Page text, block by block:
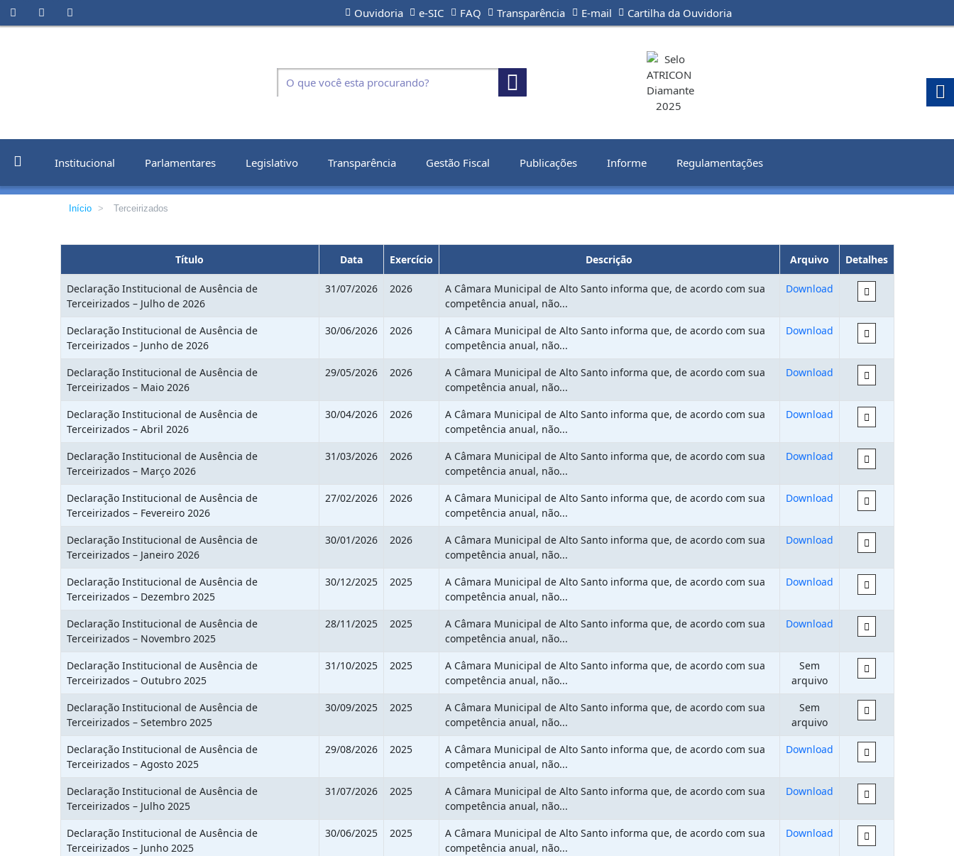
Ouvidoria e-SIC FAQ Transparência E-mail Cartilha da Ouvidoria
Institucional Parlamentares Legislativo Transparência Gestão Fiscal Publicações Informe Regulamentações
Início > Terceirizados
Título Data Exercício Descrição Arquivo Detalhes
Declaração Institucional de Ausência de
Terceirizados – Julho de 2026
31/07/2026 2026
A Câmara Municipal de Alto Santo informa que, de acordo com sua
competência anual, não...
Download
Declaração Institucional de Ausência de
Terceirizados – Junho de 2026
30/06/2026 2026
A Câmara Municipal de Alto Santo informa que, de acordo com sua
competência anual, não...
Download
Declaração Institucional de Ausência de
Terceirizados – Maio 2026
29/05/2026 2026
A Câmara Municipal de Alto Santo informa que, de acordo com sua
competência anual, não...
Download
Declaração Institucional de Ausência de
Terceirizados – Abril 2026
30/04/2026 2026
A Câmara Municipal de Alto Santo informa que, de acordo com sua
competência anual, não...
Download
Declaração Institucional de Ausência de
Terceirizados – Março 2026
31/03/2026 2026
A Câmara Municipal de Alto Santo informa que, de acordo com sua
competência anual, não...
Download
Declaração Institucional de Ausência de
Terceirizados – Fevereiro 2026
27/02/2026 2026
A Câmara Municipal de Alto Santo informa que, de acordo com sua
competência anual, não...
Download
Declaração Institucional de Ausência de
Terceirizados – Janeiro 2026
30/01/2026 2026
A Câmara Municipal de Alto Santo informa que, de acordo com sua
competência anual, não...
Download
Declaração Institucional de Ausência de
Terceirizados – Dezembro 2025
30/12/2025 2025
A Câmara Municipal de Alto Santo informa que, de acordo com sua
competência anual, não...
Download
Declaração Institucional de Ausência de
Terceirizados – Novembro 2025
28/11/2025 2025
A Câmara Municipal de Alto Santo informa que, de acordo com sua
competência anual, não...
Download
Declaração Institucional de Ausência de
Terceirizados – Outubro 2025
31/10/2025 2025
A Câmara Municipal de Alto Santo informa que, de acordo com sua
competência anual, não...
Sem
arquivo
Declaração Institucional de Ausência de
Terceirizados – Setembro 2025
30/09/2025 2025
A Câmara Municipal de Alto Santo informa que, de acordo com sua
competência anual, não...
Sem
arquivo
Declaração Institucional de Ausência de
Terceirizados – Agosto 2025
29/08/2026 2025
A Câmara Municipal de Alto Santo informa que, de acordo com sua
competência anual, não...
Download
Declaração Institucional de Ausência de
Terceirizados – Julho 2025
31/07/2026 2025
A Câmara Municipal de Alto Santo informa que, de acordo com sua
competência anual, não...
Download
Declaração Institucional de Ausência de
Terceirizados – Junho 2025
30/06/2025 2025
A Câmara Municipal de Alto Santo informa que, de acordo com sua
competência anual, não...
Download